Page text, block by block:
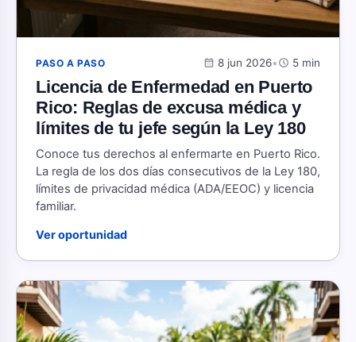
PASO A PASO calendar_month 8 jun 2026•schedule 5 min
Licencia de Enfermedad en Puerto
Rico: Reglas de excusa médica y
límites de tu jefe según la Ley 180
Conoce tus derechos al enfermarte en Puerto Rico.
La regla de los dos días consecutivos de la Ley 180,
límites de privacidad médica (ADA/EEOC) y licencia
familiar.
Ver oportunidad